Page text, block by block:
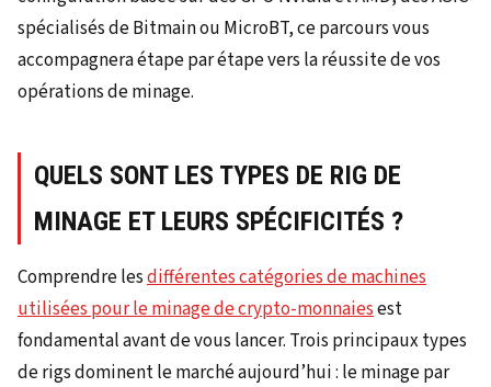
spécialisés de Bitmain ou MicroBT, ce parcours vous
accompagnera étape par étape vers la réussite de vos
opérations de minage.
QUELS SONT LES TYPES DE RIG DE
MINAGE ET LEURS SPÉCIFICITÉS ?
Comprendre lesdifférentes catégories de machines
utilisées pour le minage de crypto-monnaiesest
fondamental avant de vous lancer. Trois principaux types
de rigs dominent le marché aujourd’hui : le minage par